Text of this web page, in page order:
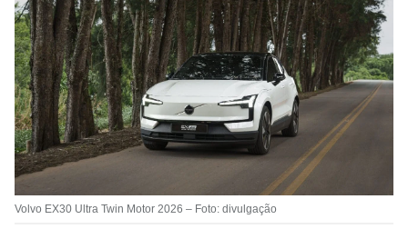
Volvo EX30 Ultra Twin Motor 2026 – Foto: divulgação